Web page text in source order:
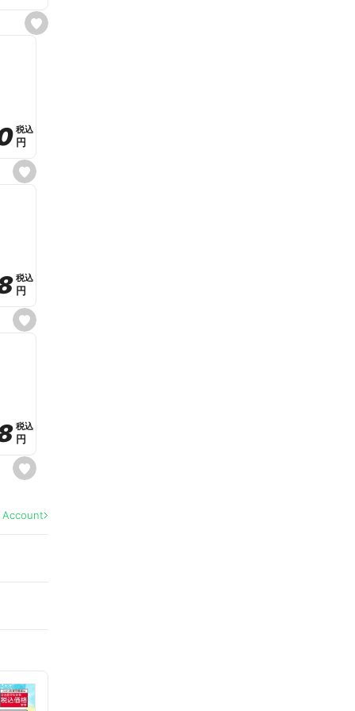
s
e
s
e
e
税込
税込
円
円
s
e
e
税込
税込
円
円
s
e
a
税込
税込
円
円